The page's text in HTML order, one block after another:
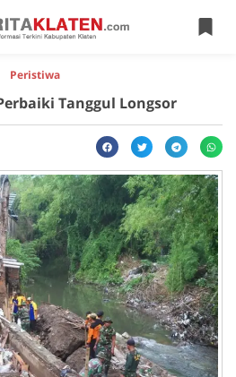
Peristiwa
Tanggul Longsor